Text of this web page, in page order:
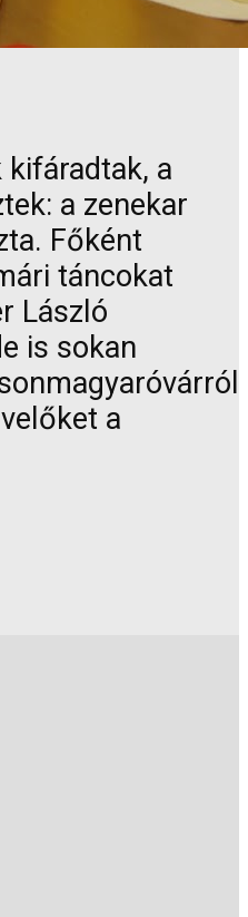
kifáradtak, a
a zenekar
Főként
táncokat
László
is sokan
a